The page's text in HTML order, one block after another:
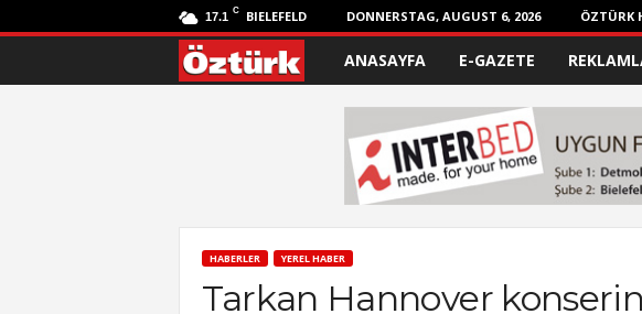
17.1 C BIELEFELD DONNERSTAG, AUGUST 6, 2026 ÖZTÜRK
r
k
ANASAYFA E-GAZETE
HABERLER YEREL HABER
Tarkan Hannover